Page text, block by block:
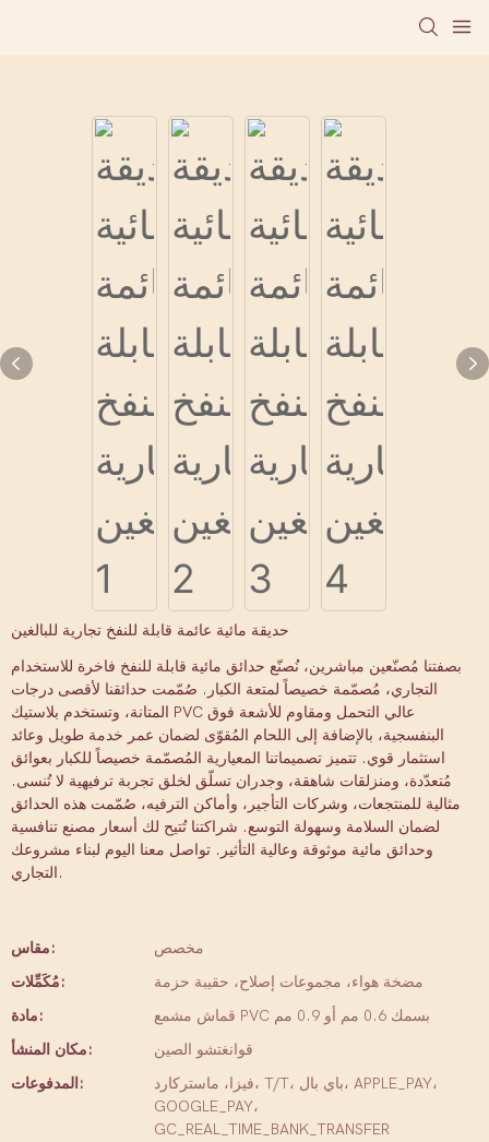
حديقة مائية عائمة قابلة للنفخ تجارية للبالغين
بصفتنا مُصنّعين مباشرين، نُصنّع حدائق مائية قابلة للنفخ فاخرة للاستخدام
التجاري، مُصمّمة خصيصاً لمتعة الكبار. صُمّمت حدائقنا لأقصى درجات
المتانة، وتستخدم بلاستيك PVC عالي التحمل ومقاوم للأشعة فوق
البنفسجية، بالإضافة إلى اللحام المُقوّى لضمان عمر خدمة طويل وعائد
استثمار قوي. تتميز تصميماتنا المعيارية المُصمّمة خصيصاً للكبار بعوائق
مُتعدّدة، ومنزلقات شاهقة، وجدران تسلّق لخلق تجربة ترفيهية لا تُنسى.
مثالية للمنتجعات، وشركات التأجير، وأماكن الترفيه، صُمّمت هذه الحدائق
لضمان السلامة وسهولة التوسع. شراكتنا تُتيح لك أسعار مصنع تنافسية
وحدائق مائية موثوقة وعالية التأثير. تواصل معنا اليوم لبناء مشروعك
التجاري.
مقاس:
مخصص
مُكَمِّلات:
مضخة هواء، مجموعات إصلاح، حقيبة حزمة
مادة:
قماش مشمع PVC بسمك 0.6 مم أو 0.9 مم
مكان المنشأ:
قوانغتشو الصين
المدفوعات:
فيزا، ماستركارد، T/T، باي بال، APPLE_PAY،
GOOGLE_PAY،
GC_REAL_TIME_BANK_TRANSFER